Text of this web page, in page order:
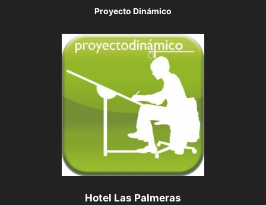
Proyecto Dinámico
Hotel Las Palmeras